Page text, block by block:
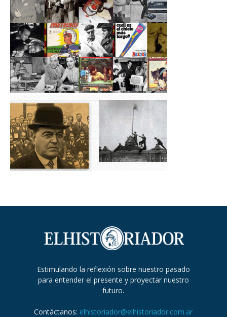
Estimulando la reflexión sobre nuestro pasado
para entender el presente y proyectar nuestro
futuro.
Contáctanos: elhistoriador@elhistoriador.com.ar